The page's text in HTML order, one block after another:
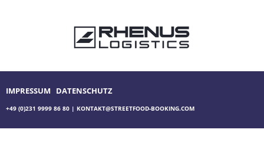
IMPRESSUM DATENSCHUTZ
+49 (0)231 9999 86 80 | KONTAKT@STREETFOOD-BOOKING.COM